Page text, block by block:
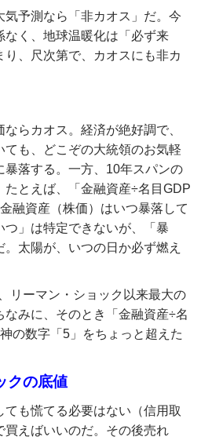
気予測なら「非カオス」だ。今
なく、地球温暖化は「必ず来
り、尺次第で、カオスにも非カ
らカオス。経済が絶好調で、
ても、どこぞの大統領のお気軽
暴落する。一方、10年スパンの
たとえば、「金融資産÷名目GDP
融資産（株価）はいつ暴落して
つ」は特定できないが、「暴
太陽が、いつの日か必ず燃え
リーマン・ショック以来最大の
みに、そのとき「金融資産÷名
の数字「5」をちょっと超えた
クの底値
ても慌てる必要はない（信用取
買えばいいのだ。その後売れ